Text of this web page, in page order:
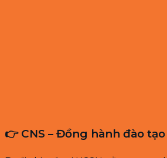
👉 CNS – Đồng hành đào